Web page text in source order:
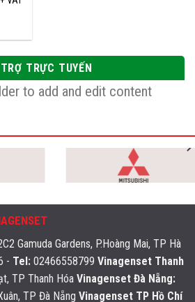
TRỰC TUYẾN
to add and edit content
Gamuda Gardens, P.Hoàng Mai, TP Hà
- Tel:02466558799 Vinagenset Thanh
TP Thanh Hóa Vinagenset Đà Nẵng:
TP Đà Nẵng Vinagenset TP Hồ Chí